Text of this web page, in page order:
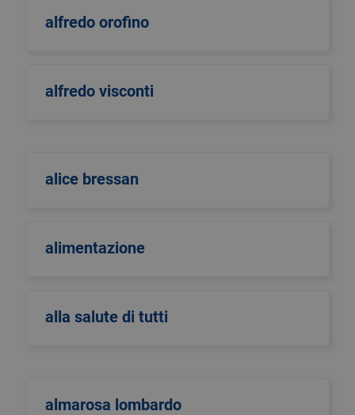
alfredo orofino
alfredo visconti
alice bressan
alimentazione
alla salute di tutti
almarosa lombardo